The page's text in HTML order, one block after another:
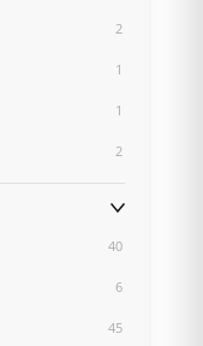
2
1
1
2
40
6
45